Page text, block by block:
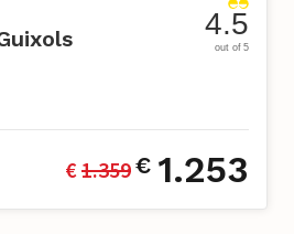
4.5
out of 5
€ 1.359€ 1.253